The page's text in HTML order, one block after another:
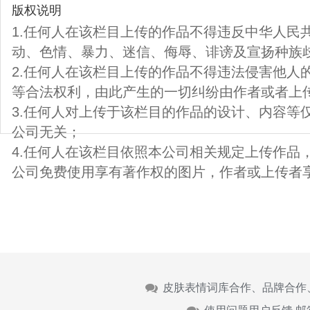
版权说明
1.任何人在该栏目上传的作品不得违反中华人民
动、色情、暴力、迷信、侮辱、诽谤及宣扬种族
2.任何人在该栏目上传的作品不得违法侵害他人
等合法权利，由此产生的一切纠纷由作者或者上
3.任何人对上传于该栏目的作品的设计、内容等
公司无关；
4.任何人在该栏目依照本公司相关规定上传作品
公司免费使用享有著作权的图片，作者或上传者
皮肤表情词库合作、品牌合